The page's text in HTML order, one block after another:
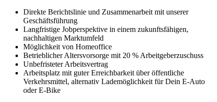
Direkte Berichtslinie und Zusammenarbeit mit unserer
Geschäftsführung
Langfristige Jobperspektive in einem zukunftsfähigen,
nachhaltigen Marktumfeld
Möglichkeit von Homeoffice
Betrieblicher Altersvorsorge mit 20 % Arbeitgeberzuschuss
Unbefristeter Arbeitsvertrag
Arbeitsplatz mit guter Erreichbarkeit über öffentliche
Verkehrsmittel, alternativ Lade­mög­­lich­keit für Dein E-Auto
oder E-Bike